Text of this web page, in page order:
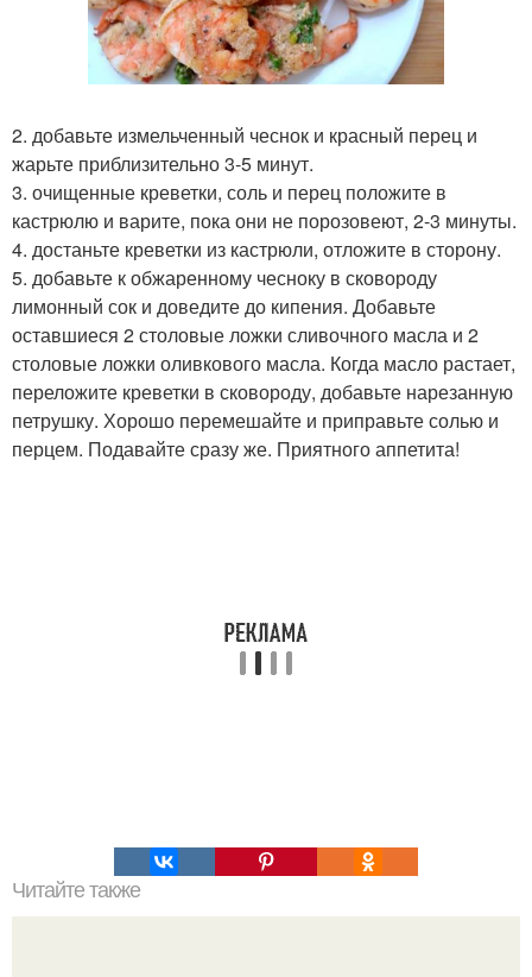
2. добавьте измельченный чеснок и красный перец и
жарьте приблизительно 3-5 минут.
3. очищенные креветки, соль и перец положите в
кастрюлю и варите, пока они не порозовеют, 2-3 минуты.
4. достаньте креветки из кастрюли, отложите в сторону.
5. добавьте к обжаренному чесноку в сковороду
лимонный сок и доведите до кипения. Добавьте
оставшиеся 2 столовые ложки сливочного масла и 2
столовые ложки оливкового масла. Когда масло растает,
переложите креветки в сковороду, добавьте нарезанную
петрушку. Хорошо перемешайте и приправьте солью и
перцем. Подавайте сразу же. Приятного аппетита!
Читайте также